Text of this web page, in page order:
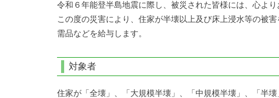
令和６年能登半島地震に際し、被災された皆様には、心より
この度の災害により、住家が半壊以上及び床上浸水等の被
需品などを給与します。
対象者
住家が「全壊」、「大規模半壊」、「中規模半壊」、「半